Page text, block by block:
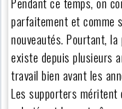
parfaitement et comme
nouveautés. Pourtant,
existe depuis plusieurs
travail bien avant les
Les supporters méritent